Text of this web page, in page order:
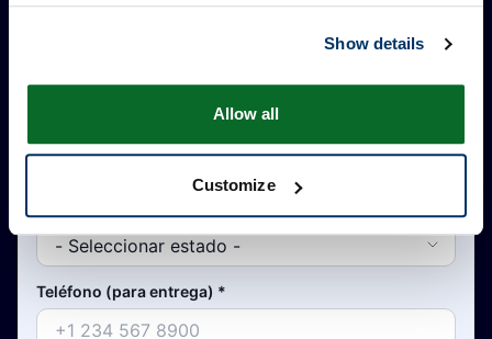
Show details
Allow all
Customize
Teléfono (para entrega) *